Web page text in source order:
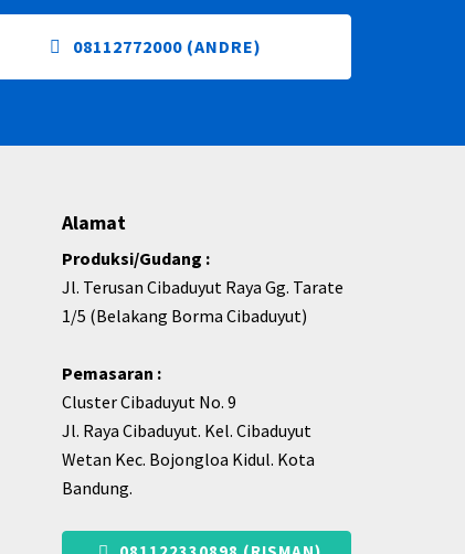
08112772000 (ANDRE)
Alamat
Produksi/Gudang :
Jl. Terusan Cibaduyut Raya Gg. Tarate
1/5 (Belakang Borma Cibaduyut)
Pemasaran :
Cluster Cibaduyut No. 9
Jl. Raya Cibaduyut. Kel. Cibaduyut
Wetan Kec. Bojongloa Kidul. Kota
Bandung.